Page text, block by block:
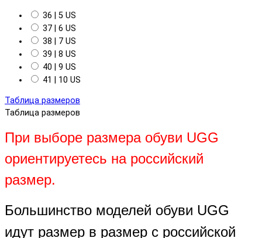
36 | 5 US
37 | 6 US
38 | 7 US
39 | 8 US
40 | 9 US
41 | 10 US
Таблица размеров
Таблица размеров
При выборе размера обуви UGG
ориентируетесь на российский
размер.
Большинство моделей обуви UGG
идут размер в размер с российской